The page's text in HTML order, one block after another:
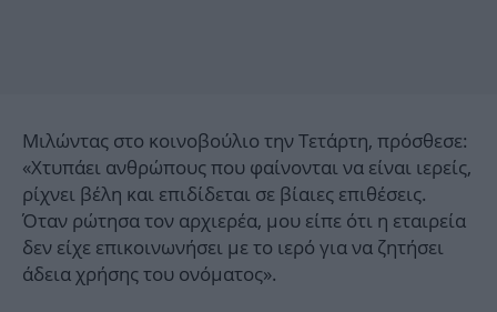
Μιλώντας στο κοινοβούλιο την Τετάρτη, πρόσθεσε:
«Χτυπάει ανθρώπους που φαίνονται να είναι ιερείς,
ρίχνει βέλη και επιδίδεται σε βίαιες επιθέσεις.
Όταν ρώτησα τον αρχιερέα, μου είπε ότι η εταιρεία
δεν είχε επικοινωνήσει με το ιερό για να ζητήσει
άδεια χρήσης του ονόματος».